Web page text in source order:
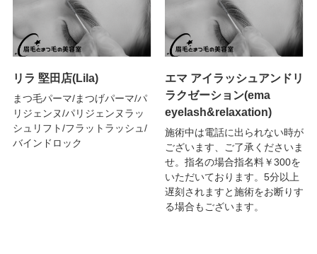
リラ 堅田店(Lila)
まつ毛パーマ/まつげパーマ/パ
リジェンヌ/パリジェンヌラッ
シュリフト/フラットラッシュ/
バインドロック
エマ アイラッシュアンドリ
ラクゼーション(ema
eyelash&relaxation)
施術中は電話に出られない時が
ございます、ご了承くださいま
せ。指名の場合指名料￥300を
いただいております。5分以上
遅刻されますと施術をお断りす
る場合もございます。